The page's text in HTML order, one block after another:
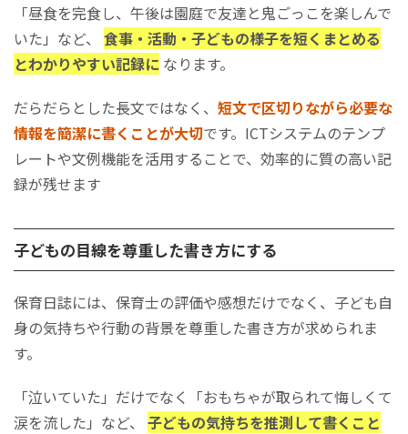
「昼食を完食し、午後は園庭で友達と鬼ごっこを楽しんで
いた」など、 食事・活動・子どもの様子を短くまとめる
とわかりやすい記録に なります。
だらだらとした長文ではなく、 短文で区切りながら必要な
情報を簡潔に書くことが大切です。ICTシステムのテンプ
レートや文例機能を活用することで、効率的に質の高い記
録が残せます
子どもの目線を尊重した書き方にする
保育日誌には、保育士の評価や感想だけでなく、子ども自
身の気持ちや行動の背景を尊重した書き方が求められま
す。
「泣いていた」だけでなく「おもちゃが取られて悔しくて
涙を流した」など、 子どもの気持ちを推測して書くこと